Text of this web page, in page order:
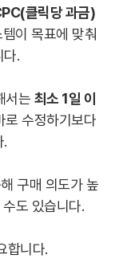
클릭당 과금)
이 목표에 맞춰
다.
서는 최소 1일 이
로 수정하기보다
.
구매 의도가 높
도 있습니다.
합니다.